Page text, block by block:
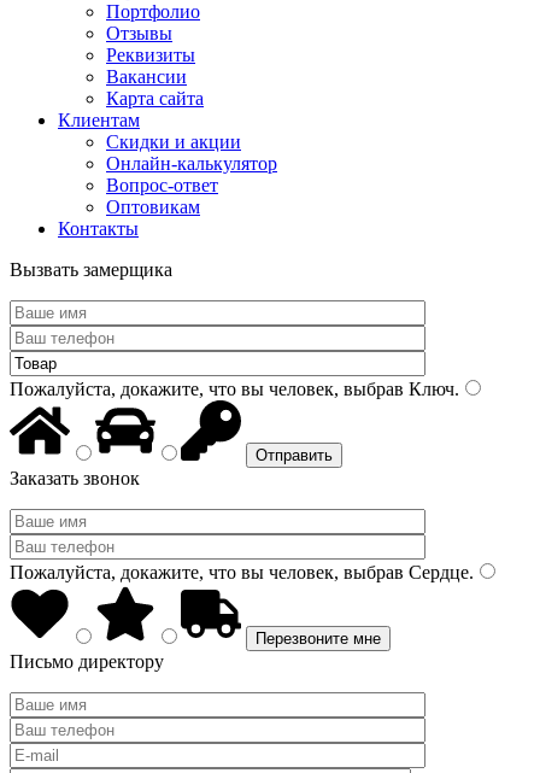
Портфолио
Отзывы
Реквизиты
Вакансии
Карта сайта
Клиентам
Скидки и акции
Онлайн-калькулятор
Вопрос-ответ
Оптовикам
Контакты
Вызвать замерщика
Пожалуйста, докажите, что вы человек, выбрав Ключ.
Заказать звонок
Пожалуйста, докажите, что вы человек, выбрав Сердце.
Письмо директору